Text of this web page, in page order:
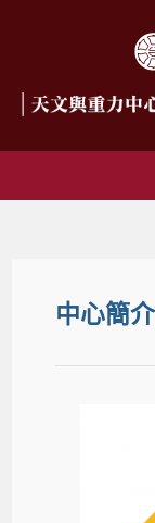
中心簡介